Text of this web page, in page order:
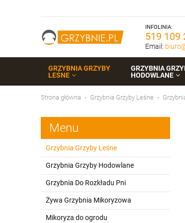
INFOLINIA:
519 109
Email:
GRZYBNIA GRZYBY
LEŚNE
GRZYBNIA
HODOWLANE
Strona główna Grzybnia Grzyby Leśne
Menu
Grzybnia Grzyby Leśne
Grzybnia Grzyby Hodowlane
Grzybnia Do Rozkładu Pni
Żywa Grzybnia Mikoryzowa
Mikoryza do ogrodu